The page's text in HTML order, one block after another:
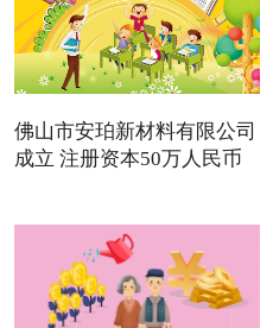
佛山市安珀新材料有限公司
成立 注册资本50万人民币